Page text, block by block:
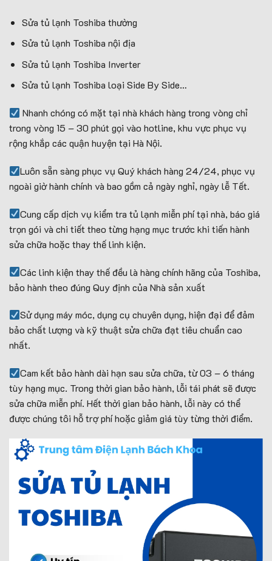
Sửa tủ lạnh Toshiba thường
Sửa tủ lạnh Toshiba nội địa
Sửa tủ lạnh Toshiba Inverter
Sửa tủ lạnh Toshiba loại Side By Side…
Nhanh chóng có mặt tại nhà khách hàng trong vòng chỉ
trong vòng 15 – 30 phút gọi vào hotline, khu vực phục vụ
rộng khắp các quận huyện tại Hà Nội.
Luôn sẵn sàng phục vụ Quý khách hàng 24/24, phục vụ
ngoài giờ hành chính và bao gồm cả ngày nghỉ, ngày lễ Tết.
Cung cấp dịch vụ kiểm tra tủ lạnh miễn phí tại nhà, báo giá
trọn gói và chi tiết theo từng hạng mục trước khi tiến hành
sửa chữa hoặc thay thế linh kiện.
Các linh kiện thay thế đều là hàng chính hãng của Toshiba,
bảo hành theo đúng Quy định của Nhà sản xuất
Sử dụng máy móc, dụng cụ chuyên dụng, hiện đại để đảm
bảo chất lượng và kỹ thuật sửa chữa đạt tiêu chuẩn cao
nhất.
Cam kết bảo hành dài hạn sau sửa chữa, từ 03 – 6 tháng
tùy hạng mục. Trong thời gian bảo hành, lỗi tái phát sẽ được
sửa chữa miễn phí. Hết thời gian bảo hành, lỗi này có thể
được chúng tôi hỗ trợ phí hoặc giảm giá tùy từng thời điểm.